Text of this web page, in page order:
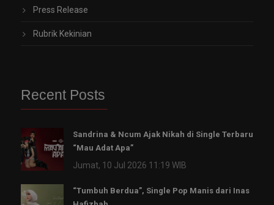
Press Release
Rubrik Kekinian
Recent Posts
Sandrina & Ncum Ajak Nikah di Single Terbaru
“Mau Adat Apa”
Jumat, 10 Jul 2026 11:19 WIB
“Tumbuh Berdua”, Single Pop Manis dari Inas